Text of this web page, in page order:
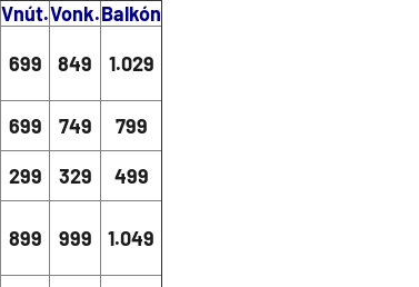
Vnút.Vonk.Balkón
699 849 1.029
699 749 799
299 329 499
899 999 1.049